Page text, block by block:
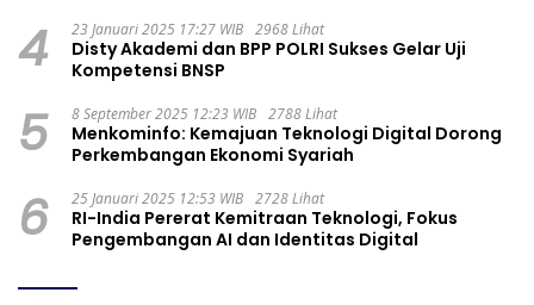
4 23 Januari 2025 17:27 WIB 2968 Lihat
Disty Akademi dan BPP POLRI Sukses Gelar Uji
Kompetensi BNSP
5 8 September 2025 12:23 WIB 2788 Lihat
Menkominfo: Kemajuan Teknologi Digital Dorong
Perkembangan Ekonomi Syariah
6 25 Januari 2025 12:53 WIB 2728 Lihat
RI-India Pererat Kemitraan Teknologi, Fokus
Pengembangan AI dan Identitas Digital